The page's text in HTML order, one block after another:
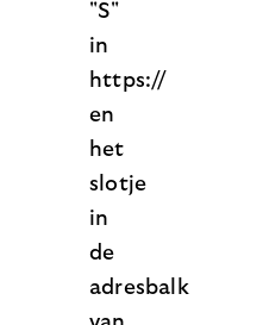
"S"
in
https://
en
het
slotje
in
de
adresbalk